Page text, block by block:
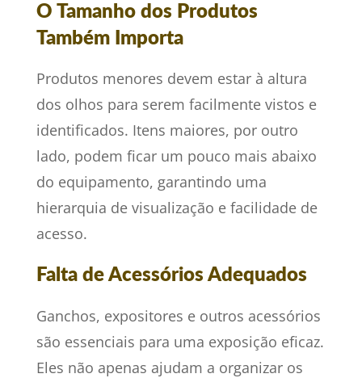
O Tamanho dos Produtos
Também Importa
Produtos menores devem estar à altura
dos olhos para serem facilmente vistos e
identificados. Itens maiores, por outro
lado, podem ficar um pouco mais abaixo
do equipamento, garantindo uma
hierarquia de visualização e facilidade de
acesso.
Falta de Acessórios Adequados
Ganchos, expositores e outros acessórios
são essenciais para uma exposição eficaz.
Eles não apenas ajudam a organizar os